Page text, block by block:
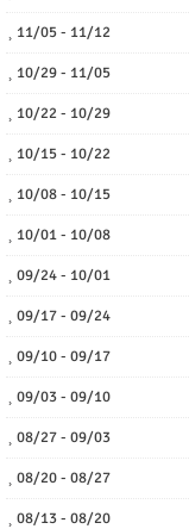
11/05 - 11/12
10/29 - 11/05
10/22 - 10/29
10/15 - 10/22
10/08 - 10/15
10/01 - 10/08
09/24 - 10/01
09/17 - 09/24
09/10 - 09/17
09/03 - 09/10
08/27 - 09/03
08/20 - 08/27
08/13 - 08/20